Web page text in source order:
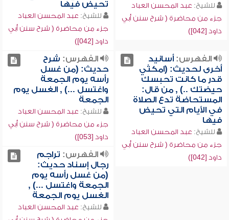
للشيخ: عبد المحسن العباد
جزء من محاضرة ( شرح سنن أبي
داود [042])
تحيض فيها
للشيخ: عبد المحسن العباد
جزء من محاضرة ( شرح سنن أبي
داود [042])
الفهرس:أسانيد
أخرى لحديث: (امكثي
قدر ما كانت تحبسك
حيضتك ..) , من قال:
المستحاضة تدع الصلاة
في الأيام التي تحيض
فيها
للشيخ: عبد المحسن العباد
جزء من محاضرة ( شرح سنن أبي
داود [042])
الفهرس: شرح
حديث: (من غسل
رأسه يوم الجمعة
واغتسل ...) , الغسل يوم
الجمعة
للشيخ: عبد المحسن العباد
جزء من محاضرة ( شرح سنن أبي
داود [053])
الفهرس: تراجم
رجال إسناد حديث:
(من غسل رأسه يوم
الجمعة واغتسل ...) ,
الغسل يوم الجمعة
للشيخ: عبد المحسن العباد